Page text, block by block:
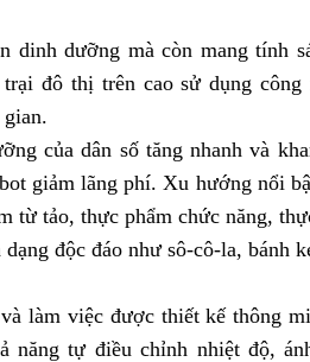
dinh dưỡng mà còn mang tính
đô thị trên cao sử dụng công
của dân số tăng nhanh và
giảm lãng phí. Xu hướng nổi
từ tảo, thực phẩm chức năng,
độc đáo như sô-cô-la, bánh
làm việc được thiết kế thông
năng tự điều chỉnh nhiệt độ,